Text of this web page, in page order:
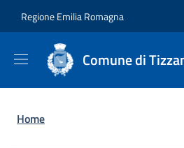
Regione Emilia Romagna
Comune di
Briciole di pane
Home